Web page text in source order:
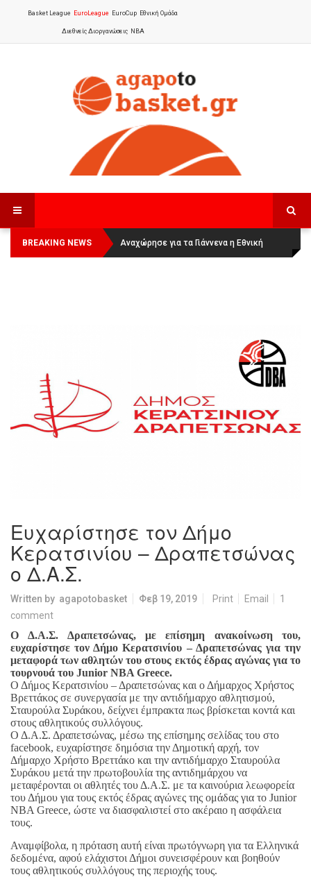
Basket League EuroLeague EuroCup Εθνική Ομάδα
Διεθνείς Διοργανώσεις NBA
BREAKING NEWS
Οι Πάνθηρες Καβάλας στην Women
Basketball League 1
Αναχώρησε για τα Γιάννενα η Εθνική
Γυναικών:
Ευχαρίστησε τον Δήμο
Κερατσινίου – Δραπετσώνας
ο Δ.Α.Σ.
Written by agapotobasket Φεβ 19, 2019 Print Email
1
comment
O Δ.Α.Σ. Δραπετσώνας, με επίσημη ανακοίνωση του,
ευχαρίστησε τον Δήμο Κερατσινίου – Δραπετσώνας για την
μεταφορά των αθλητών του στους εκτός έδρας αγώνας για το
τουρνουά του Junior NBA Greece.
Ο Δήμος Κερατσινίου – Δραπετσώνας και ο Δήμαρχος Χρήστος
Βρεττάκος σε συνεργασία με την αντιδήμαρχο αθλητισμού,
Σταυρούλα Συράκου, δείχνει έμπρακτα πως βρίσκεται κοντά και
στους αθλητικούς συλλόγους.
Ο Δ.Α.Σ. Δραπετσώνας, μέσω της επίσημης σελίδας του στο
facebook, ευχαρίστησε δημόσια την Δημοτική αρχή, τον
Δήμαρχο Χρήστο Βρεττάκο και την αντιδήμαρχο Σταυρούλα
Συράκου μετά την πρωτοβουλία της αντιδημάρχου να
μεταφέρονται οι αθλητές του Δ.Α.Σ. με τα καινούρια λεωφορεία
του Δήμου για τους εκτός έδρας αγώνες της ομάδας για το Junior
NBA Greece, ώστε να διασφαλιστεί στο ακέραιο η ασφάλεια
τους.
Αναμφίβολα, η πρόταση αυτή είναι πρωτόγνωρη για τα Ελληνικά
δεδομένα, αφού ελάχιστοι Δήμοι συνεισφέρουν και βοηθούν
τους αθλητικούς συλλόγους της περιοχής τους.